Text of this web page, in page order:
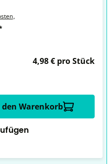
,
4,98 € pro Stück
den Warenkorb